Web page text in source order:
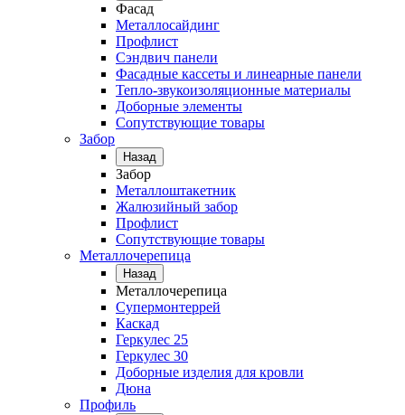
Фасад
Металлосайдинг
Профлист
Сэндвич панели
Фасадные кассеты и линеарные панели
Тепло-звукоизоляционные материалы
Доборные элементы
Сопутствующие товары
Забор
Назад
Забор
Металлоштакетник
Жалюзийный забор
Профлист
Сопутствующие товары
Металлочерепица
Назад
Металлочерепица
Супермонтеррей
Каскад
Геркулес 25
Геркулес 30
Доборные изделия для кровли
Дюна
Профиль